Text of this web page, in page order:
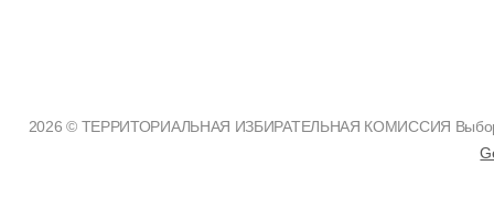
2026 © ТЕРРИТОРИАЛЬНАЯ ИЗБИРАТЕЛЬНАЯ КОМИССИЯ